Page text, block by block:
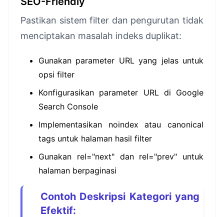
Pastikan sistem filter dan pengurutan tidak
menciptakan masalah indeks duplikat:
Gunakan parameter URL yang jelas untuk
opsi filter
Konfigurasikan parameter URL di Google
Search Console
Implementasikan noindex atau canonical
tags untuk halaman hasil filter
Gunakan rel="next" dan rel="prev" untuk
halaman berpaginasi
Contoh Deskripsi Kategori yang
Efektif: